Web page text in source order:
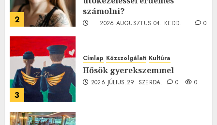
2
számolni?
2026.AUGUSZTUS.04. KEDD.
0
3
Címlap Közszolgálati Kultúra
Hősök gyerekszemmel
2026.JÚLIUS.29. SZERDA. 0 0